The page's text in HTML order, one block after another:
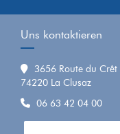
Uns kontaktieren
3656 Route du
74220 La Clusaz
06 63 42 04 00